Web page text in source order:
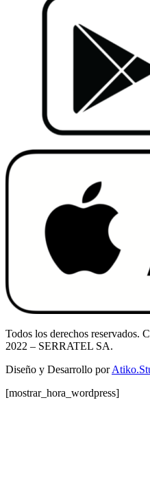
Todos los derechos reservados.
2022 – SERRATEL SA.
Diseño y Desarrollo por
[mostrar_hora_wordpress]